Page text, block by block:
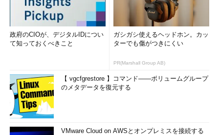
政府のCIOが、デジタルIDについ
て知っておくべきこと
ガシガシ使えるヘッドホン。カッ
ターでも傷がつきにくい
PR(Marshall Group AB)
【 vgcfgrestore 】コマンド――ボリュームグループ
のメタデータを復元する
VMware Cloud on AWSとオンプレミスを接続する